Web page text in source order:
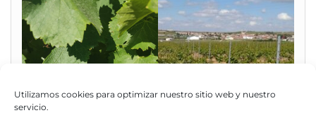
Utilizamos cookies para optimizar nuestro sitio web y nuestro
servicio.